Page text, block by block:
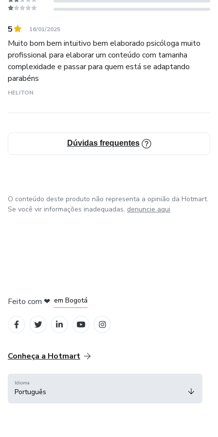
5 16/01/2025
Muito bom bem intuitivo bem elaborado psicóloga muito
profissional para elaborar um conteúdo com tamanha
complexidade e passar para quem está se adaptando
parabéns
HELITON
Dúvidas frequentes
O conteúdo deste produto não representa a opinião da Hotmart.
Se você vir informações inadequadas, denuncie aqui
Feito com ❤ em Bogotá
Conheça a Hotmart
Idioma
Português